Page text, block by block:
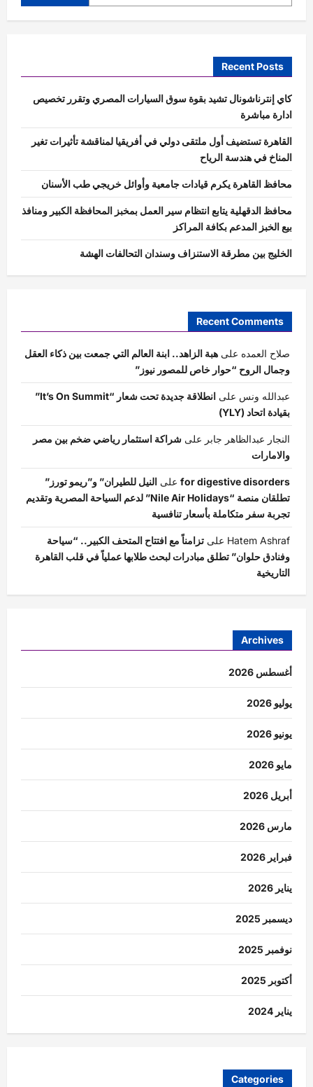
Recent Posts
كاي إنترناشونال تشيد بقوة سوق السيارات المصري وتقرر تخصيص
ادارة مباشرة
القاهرة تستضيف أول ملتقى دولي في أفريقيا لمناقشة تأثيرات تغير
المناخ في هندسة الرياح
محافظ القاهرة يكرم قيادات جامعية وأوائل خريجي طب الأسنان
محافظ الدقهلية يتابع انتظام سير العمل بمخبز المحافظة الكبير ومنافذ
بيع الخبز المدعم بكافة المراكز
الخليج بين مطرقة الاستنزاف وسندان التحالفات الهشة
Recent Comments
صلاح العمده على هبة الزاهد.. ابنة العالم التي جمعت بين ذكاء العقل
وجمال الروح “حوار خاص للمصور نيوز”
عبدالله ونس على
انطلاقة جديدة تحت شعار “It’s On Summit”
بقيادة اتحاد (YLY)
النجار عبدالظاهر جابر على شراكة استثمار رياضي ضخم بين مصر
والامارات
for digestive disorders على النيل للطيران” و”ريمو تورز”
تطلقان منصة “Nile Air Holidays” لدعم السياحة المصرية وتقديم
تجربة سفر متكاملة بأسعار تنافسية
Hatem Ashraf على تزامناً مع افتتاح المتحف الكبير.. “سياحة
وفنادق حلوان” تطلق مبادرات لبحث طلابها عملياً في قلب القاهرة
التاريخية
Archives
أغسطس 2026
يوليو 2026
يونيو 2026
مايو 2026
أبريل 2026
مارس 2026
فبراير 2026
يناير 2026
ديسمبر 2025
نوفمبر 2025
أكتوبر 2025
يناير 2024
Categories